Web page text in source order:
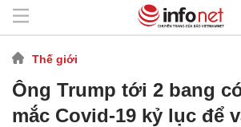
Thế giới
Ông Trump tới 2 bang
mắc Covid-19 kỷ lục để